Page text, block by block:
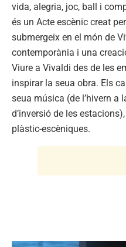
vida, alegria, joc, ball i
és un Acte escènic creat
submergeix en el món de
contemporània i una
Viure a Vivaldi des de les
inspirar la seua obra. Els
seua música (de l’hivern a
d’inversió de les
plàstic-escèniques.